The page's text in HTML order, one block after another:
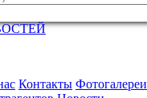
Контакты Фотогалереи